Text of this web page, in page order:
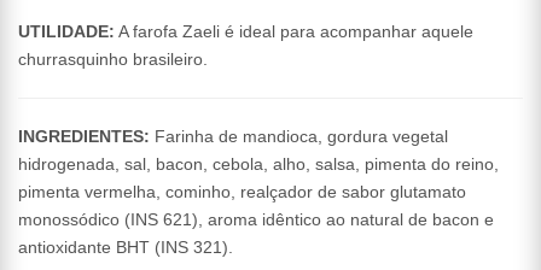
UTILIDADE: A farofa Zaeli é ideal para acompanhar aquele
churrasquinho brasileiro.
INGREDIENTES: Farinha de mandioca, gordura vegetal
hidrogenada, sal, bacon, cebola, alho, salsa, pimenta do reino,
pimenta vermelha, cominho, realçador de sabor glutamato
monossódico (INS 621), aroma idêntico ao natural de bacon e
antioxidante BHT (INS 321).